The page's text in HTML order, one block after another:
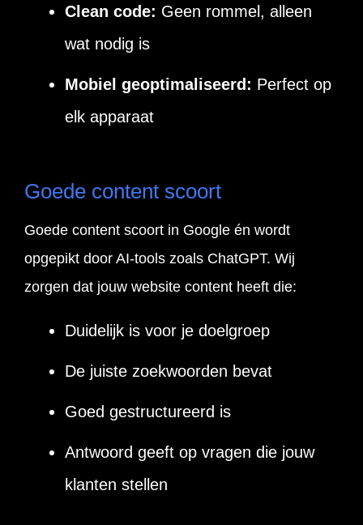
Clean code: Geen rommel, alleen
wat nodig is
Mobiel geoptimaliseerd: Perfect op
elk apparaat
Goede content scoort
Goede content scoort in Google én wordt
opgepikt door AI-tools zoals ChatGPT. Wij
zorgen dat jouw website content heeft die:
Duidelijk is voor je doelgroep
De juiste zoekwoorden bevat
Goed gestructureerd is
Antwoord geeft op vragen die jouw
klanten stellen